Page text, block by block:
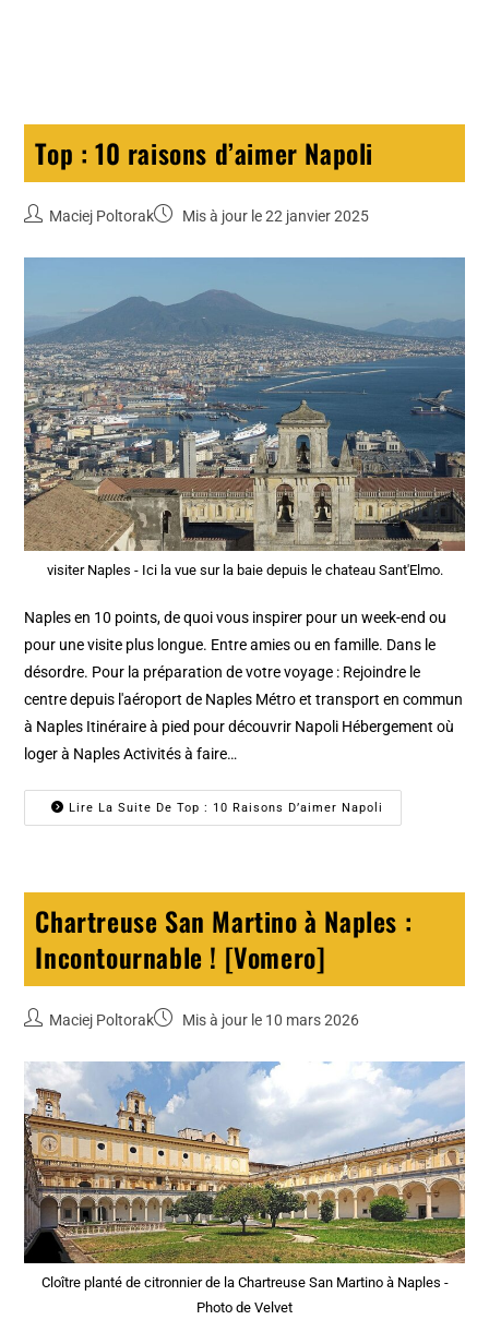
Top : 10 raisons d’aimer Napoli
Maciej Poltorak Mis à jour le 22 janvier 2025
visiter Naples - Ici la vue sur la baie depuis le chateau Sant'Elmo.
Naples en 10 points, de quoi vous inspirer pour un week-end ou
pour une visite plus longue. Entre amies ou en famille. Dans le
désordre. Pour la préparation de votre voyage : Rejoindre le
centre depuis l'aéroport de Naples Métro et transport en commun
à Naples Itinéraire à pied pour découvrir Napoli Hébergement où
loger à Naples Activités à faire…
Lire La Suite De Top : 10 Raisons D’aimer Napoli
Chartreuse San Martino à Naples :
Incontournable ! [Vomero]
Maciej Poltorak Mis à jour le 10 mars 2026
Cloître planté de citronnier de la Chartreuse San Martino à Naples -
Photo de Velvet